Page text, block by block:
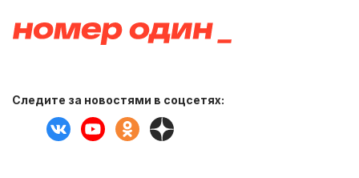
Следите за новостями в соцсетях: